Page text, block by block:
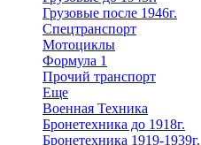
Грузовые после 1946г.
Спецтранспорт
Мотоциклы
Формула 1
Прочий транспорт
Еще
Военная Техника
Бронетехника до 1918г.
Бронетехника 1919-1939г.